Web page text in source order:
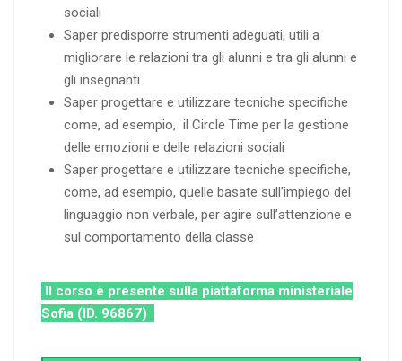
sociali
Saper predisporre strumenti adeguati, utili a
migliorare le relazioni tra gli alunni e tra gli alunni e
gli insegnanti
Saper progettare e utilizzare tecniche specifiche
come, ad esempio, il Circle Time per la gestione
delle emozioni e delle relazioni sociali
Saper progettare e utilizzare tecniche specifiche,
come, ad esempio, quelle basate sull’impiego del
linguaggio non verbale, per agire sull’attenzione e
sul comportamento della classe
Il corso è presente sulla piattaforma ministeriale
Sofia (ID. 96867)